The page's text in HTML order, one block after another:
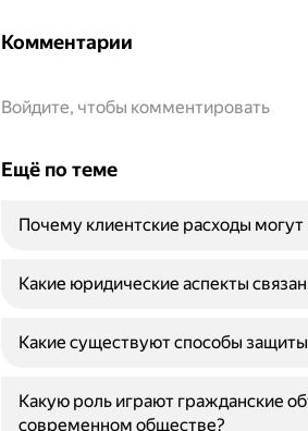
Комментарии
Войдите, чтобы комментировать
Ещё по теме
Почему клиентские расходы
Какие юридические аспекты
Какие существуют способы
Какую роль играют гражданские
современном обществе?